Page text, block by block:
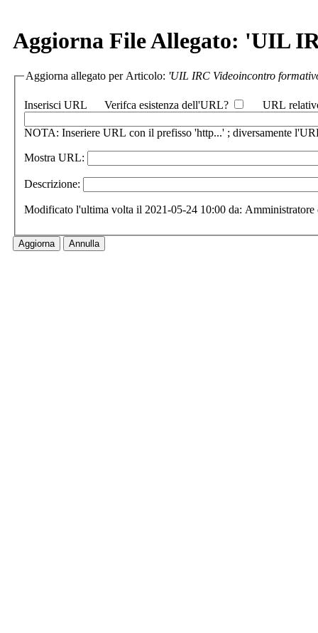
Aggiorna File Allegato: 'UIL
Aggiorna allegato per Articolo: 'UIL IRC Videoincontro
Inserisci URL Verifca esistenza dell'URL? URL
NOTA: Inseriere URL con il prefisso 'http...' ; diversamente
Mostra URL:
Descrizione:
Modificato l'ultima volta il 2021-05-24 10:00 da: Amministratore